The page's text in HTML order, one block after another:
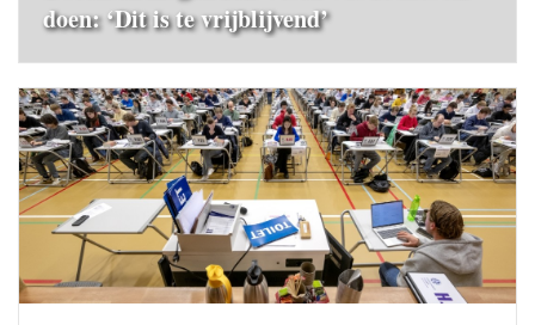
doen: ‘Dit is te vrijblijvend’